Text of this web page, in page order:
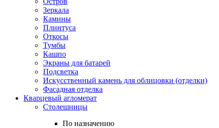
Зеркала
Камины
Плинтуса
Откосы
Тумбы
Кашпо
Экраны для батарей
Подсветка
Искусственный камень для облицовки (отделки)
Фасадная отделка
Кварцевый агломерат
Столешницы
По назначению